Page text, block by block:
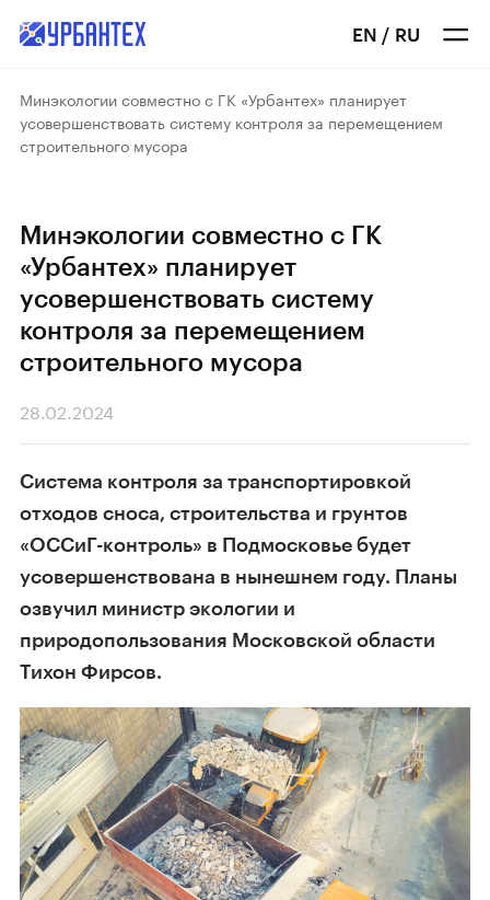
EN / RU
Минэкологии совместно с ГК «Урбантех» планирует
усовершенствовать систему контроля за перемещением
строительного мусора
Минэкологии совместно с ГК
«Урбантех» планирует
усовершенствовать систему
контроля за перемещением
строительного мусора
28.02.2024
Система контроля за транспортировкой
отходов сноса, строительства и грунтов
«ОССиГ-контроль» в Подмосковье будет
усовершенствована в нынешнем году. Планы
озвучил министр экологии и
природопользования Московской области
Тихон Фирсов.